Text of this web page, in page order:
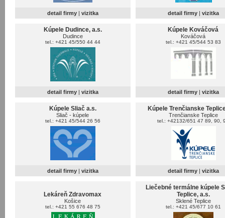
detail firmy | vizitka detail firmy | vizitka
Kúpele Dudince, a.s.
Dudince
tel.: +421 45/550 44 44
detail firmy | vizitka
Kúpele Kováčová
Kováčová
tel.: +421 45/544 53 83
detail firmy | vizitka
Kúpele Sliač a.s.
Sliač - kúpele
tel.: +421 45/544 26 56
detail firmy | vizitka
Kúpele Trenčianske
Trenčianske Teplice
tel.: +42132/651 47 89, 90,
detail firmy | vizitka
Lekáreň Zdravomax
Košice
tel.: +421 55 676 48 75
Liečebné termálne kúpele
Teplice, a.s.
Sklené Teplice
tel.: +421 45/677 10 61